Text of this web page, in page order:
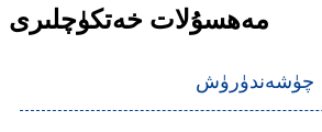
مەھسۇلات خەتكۈچلىرى
چۈشەندۈرۈش